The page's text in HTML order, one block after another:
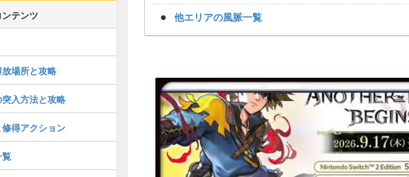
他エリアの風脈一覧
テンツ
場所と攻略
入方法と攻略
得アクション